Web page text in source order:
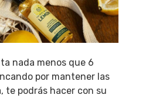
nada menos que 6
por mantener las
te podrás hacer con su